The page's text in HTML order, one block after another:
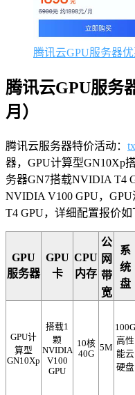
腾讯云GPU服务器
腾讯云GPU服务
月）
腾讯云服务器特价活动：
器，GPU计算型GN10Xp
务器GN7搭载NVIDIA T4
NVIDIA V100 GPU，
T4 GPU，详细配置报价如
GPU
服务器
GPU
卡
CPU
内存
公
网
带
宽
系
统
盘
GPU计
算型
GN10Xp
搭载1
颗
NVIDIA
V100
GPU
10核
40G
5M
100G
高性
能云
硬盘